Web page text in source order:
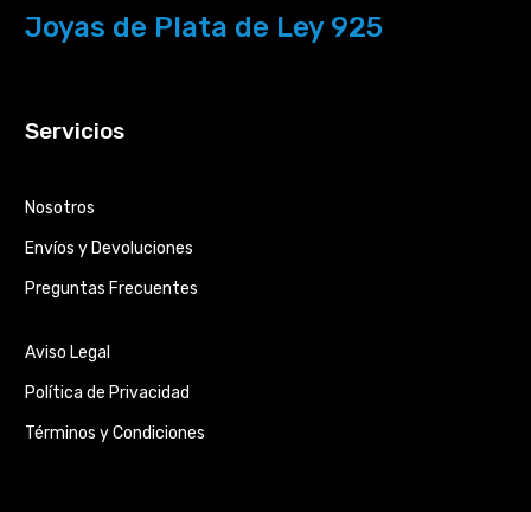
Joyas de Plata de Ley 925
Servicios
Nosotros
Envíos y Devoluciones
Preguntas Frecuentes
Aviso Legal
Política de Privacidad
Términos y Condiciones